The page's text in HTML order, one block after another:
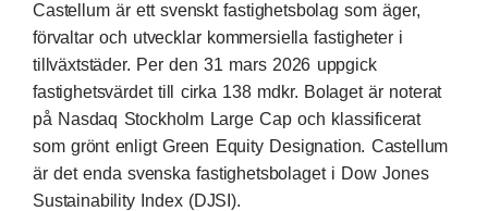
Castellum är ett svenskt fastighetsbolag som äger,
förvaltar och utvecklar kommersiella fastigheter i
tillväxtstäder. Per den 31 mars 2026 uppgick
fastighetsvärdet till cirka 138 mdkr. Bolaget är noterat
på Nasdaq Stockholm Large Cap och klassificerat
som grönt enligt Green Equity Designation. Castellum
är det enda svenska fastighetsbolaget i Dow Jones
Sustainability Index (DJSI).